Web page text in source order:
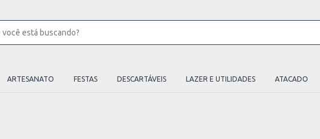
ARTESANATO FESTAS DESCARTÁVEIS LAZER E UTILIDADES ATACADO